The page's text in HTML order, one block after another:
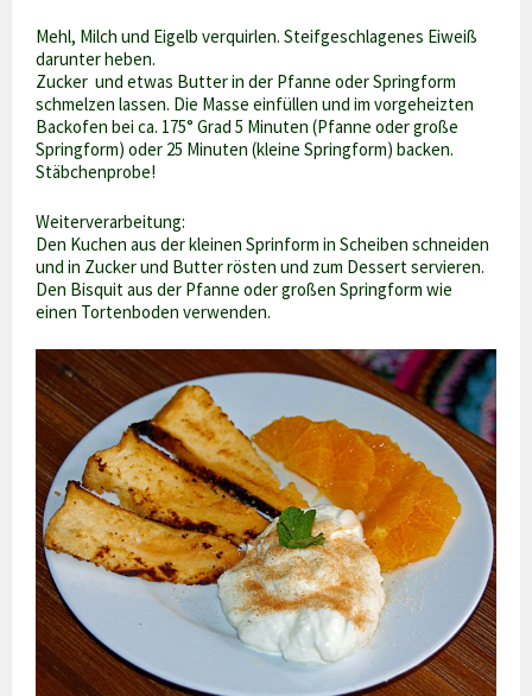
Mehl, Milch und Eigelb verquirlen. Steifgeschlagenes Eiweiß
darunter heben.
Zucker und etwas Butter in der Pfanne oder Springform
schmelzen lassen. Die Masse einfüllen und im vorgeheizten
Backofen bei ca. 175° Grad 5 Minuten (Pfanne oder große
Springform) oder 25 Minuten (kleine Springform) backen.
Stäbchenprobe!
Weiterverarbeitung:
Den Kuchen aus der kleinen Sprinform in Scheiben schneiden
und in Zucker und Butter rösten und zum Dessert servieren.
Den Bisquit aus der Pfanne oder großen Springform wie
einen Tortenboden verwenden.